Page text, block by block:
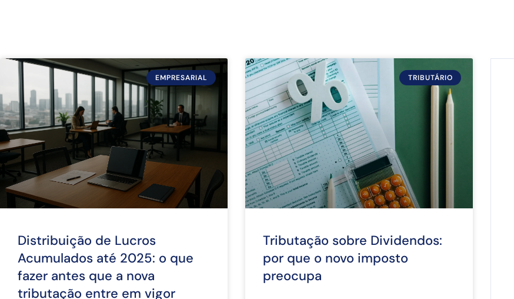
EMPRESARIAL
Distribuição de Lucros
Acumulados até 2025: o que
fazer antes que a nova
tributação entre em vigor
TRIBUTÁRIO
Tributação sobre Dividendos:
por que o novo imposto
preocupa